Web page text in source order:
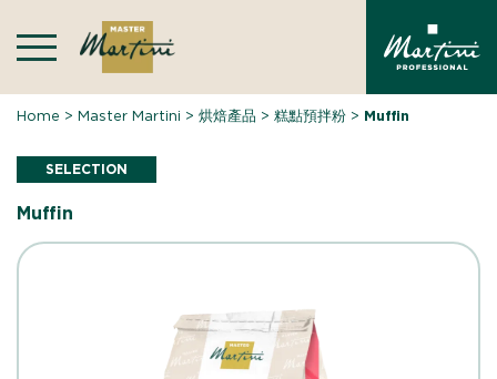
content
Home >Master Martini >烘焙產品 >糕點預拌粉 > Muffin
SELECTION
Muffin